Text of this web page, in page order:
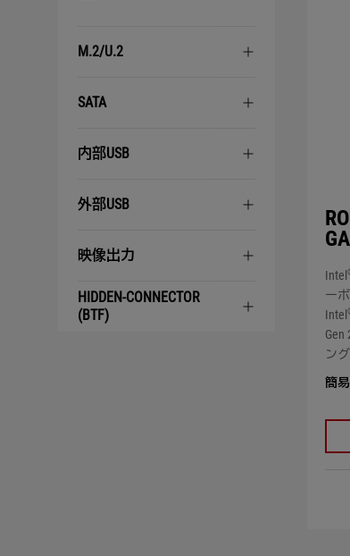
M.2/U.2
SATA
内部USB
外部USB
映像出力
HIDDEN-CONNECTOR
(BTF)
Intel
ー
Intel
Gen
ン
簡